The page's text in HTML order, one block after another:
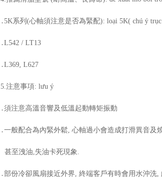
․5K系列(心軸須注意是否為緊配): loại 5K( chú ý trục
․L542 / LT13
․L369, L627
5.注意事項: lưu ý
․須注意高溫音響及低溫起動轉矩振動
․一般配合為內緊外鬆, 心軸過小會造成打滑異音及
甚至洩油,失油卡死現象.
․部份冷卻風扇接近外界, 終端客戶有時會用水沖洗